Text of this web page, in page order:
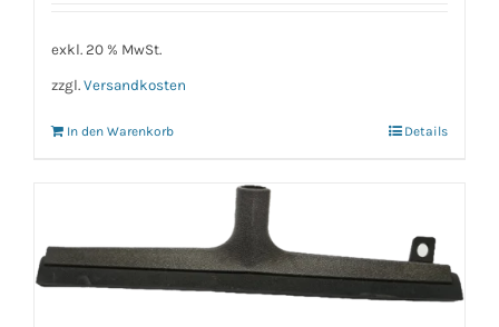
exkl. 20 % MwSt.
zzgl. Versandkosten
In den Warenkorb Details